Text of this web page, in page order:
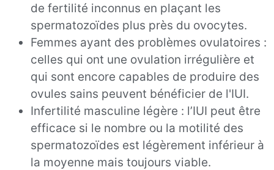
de fertilité inconnus en plaçant les
spermatozoïdes plus près du ovocytes.
Femmes ayant des problèmes ovulatoires :
celles qui ont une ovulation irrégulière et
qui sont encore capables de produire des
ovules sains peuvent bénéficier de l'IUI.
Infertilité masculine légère : l’IUI peut être
efficace si le nombre ou la motilité des
spermatozoïdes est légèrement inférieur à
la moyenne mais toujours viable.